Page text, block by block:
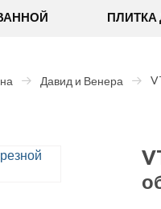
ПЛИТКА
Давид и Венера